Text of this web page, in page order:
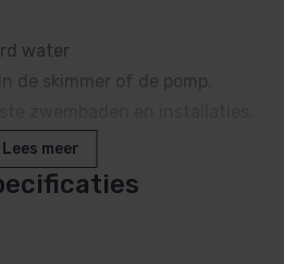
water
de skimmer of de pomp.
met stabilisatie, dat wil
Lees meer